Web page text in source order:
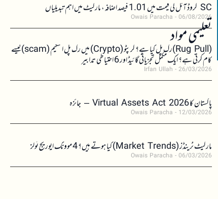
SC کروڈ آئل کی قیمت میں 1.01 فیصد اضافہ، مارکیٹ میں اہم تبدیلیاں
Owais Paracha 06/08/2026
تعلیمی مواد (Rug Pull)رگ پل کیا ہے؟ کرپٹو (Crypto) میں رگ پل اسکیم (scam)کیسے
کام کرتی ہے؟ ایک مکمل تجزیاتی گائیڈ اور 6 احتیاطی تدابیر
Irfan Ullah 26/03/2026
پاکستان کا Virtual Assets Act 2026 – جائزہ
Owais Paracha 12/03/2026
مارکیٹ ٹرینڈز (Market Trends) کیا ہوتے ہیں؟ 4 موونگ ایوریج ٹولز
Owais Paracha 06/03/2026